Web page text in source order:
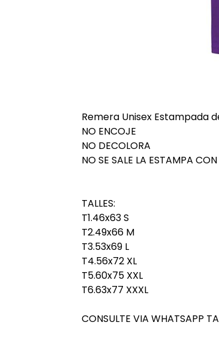
Remera Unisex Estampada
NO ENCOJE
NO DECOLORA
NO SE SALE LA ESTAMPA
TALLES:
T1.46x63 S
T2.49x66 M
T3.53x69 L
T4.56x72 XL
T5.60x75 XXL
T6.63x77 XXXL
CONSULTE VIA WHATSAPP